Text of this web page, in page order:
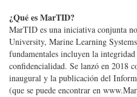
¿Qué es MarTID?
MarTID es una iniciativa conjunta
University, Marine Learning
fundamentales incluyen la
confidencialidad. Se lanzó en 2018
inaugural y la publicación del
(que se puede encontrar en